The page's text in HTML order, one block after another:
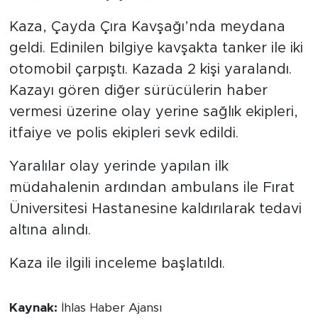
Kaza, Çayda Çıra Kavşağı’nda meydana
geldi. Edinilen bilgiye kavşakta tanker ile iki
otomobil çarpıştı. Kazada 2 kişi yaralandı.
Kazayı gören diğer sürücülerin haber
vermesi üzerine olay yerine sağlık ekipleri,
itfaiye ve polis ekipleri sevk edildi.
Yaralılar olay yerinde yapılan ilk
müdahalenin ardından ambulans ile Fırat
Üniversitesi Hastanesine kaldırılarak tedavi
altına alındı.
Kaza ile ilgili inceleme başlatıldı.
Kaynak: İhlas Haber Ajansı